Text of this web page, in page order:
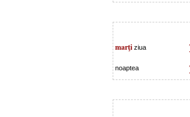
marţi ziua
noaptea